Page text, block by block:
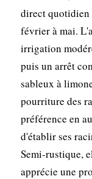
direct quotidien
février à mai.
irrigation
puis un arrêt
sableux à
pourriture des
préférence en
d'établir ses
Semi-rustique,
apprécie une